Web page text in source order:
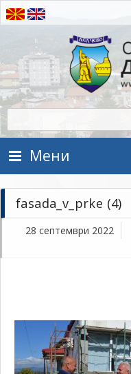
Прескокнете на содржината
Општина Делчево
Општина Делчево
Мени
fasada_v_prke (4)
28 септември 2022